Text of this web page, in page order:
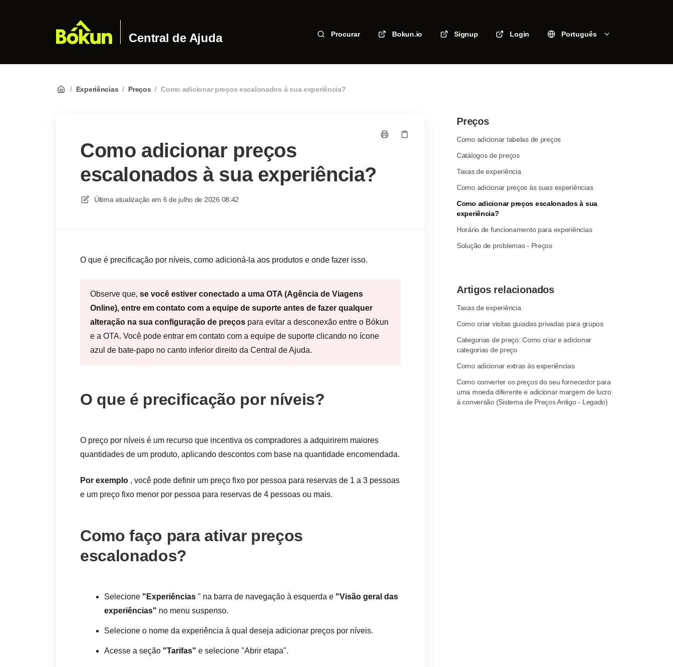
Central de Ajuda Procurar Bokun.io Signup Login Português
/ Experiências / Preços / Como adicionar preços escalonados à sua experiência?
Como adicionar preços
escalonados à sua experiência?
Última atualização em 6 de julho de 2026 08:42
O que é precificação por níveis, como adicioná-la aos produtos e onde fazer isso.
Observe que, se você estiver conectado a uma OTA (Agência de Viagens
Online), entre em contato com a equipe de suporte antes de fazer qualquer
alteração na sua configuração de preços para evitar a desconexão entre o Bókun
e a OTA. Você pode entrar em contato com a equipe de suporte clicando no ícone
azul de bate-papo no canto inferior direito da Central de Ajuda.
O que é precificação por níveis?
O preço por níveis é um recurso que incentiva os compradores a adquirirem maiores
quantidades de um produto, aplicando descontos com base na quantidade encomendada.
Por exemplo , você pode definir um preço fixo por pessoa para reservas de 1 a 3 pessoas
e um preço fixo menor por pessoa para reservas de 4 pessoas ou mais.
Como faço para ativar preços
escalonados?
Selecione "Experiências " na barra de navegação à esquerda e "Visão geral das
experiências" no menu suspenso.
Selecione o nome da experiência à qual deseja adicionar preços por níveis.
Acesse a seção "Tarifas" e selecione "Abrir etapa".
Preços
Como adicionar tabelas de preços
Catálogos de preços
Taxas de experiência
Como adicionar preços às suas experiências
Como adicionar preços escalonados à sua
experiência?
Horário de funcionamento para experiências
Solução de problemas - Preços
Artigos relacionados
Taxas de experiência
Como criar visitas guiadas privadas para grupos
Categorias de preço: Como criar e adicionar
categorias de preço
Como adicionar extras às experiências
Como converter os preços do seu fornecedor para
uma moeda diferente e adicionar margem de lucro
à conversão (Sistema de Preços Antigo - Legado)